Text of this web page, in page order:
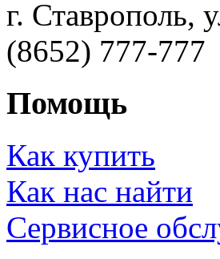
г. Ставрополь,
(8652) 777-777
Помощь
Как купить
Как нас найти
Сервисное